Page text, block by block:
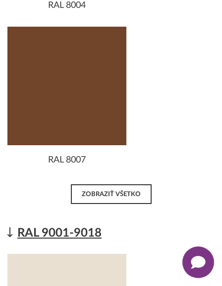
RAL 8004
RAL 8007
ZOBRAZIŤ VŠETKO
RAL 9001-9018